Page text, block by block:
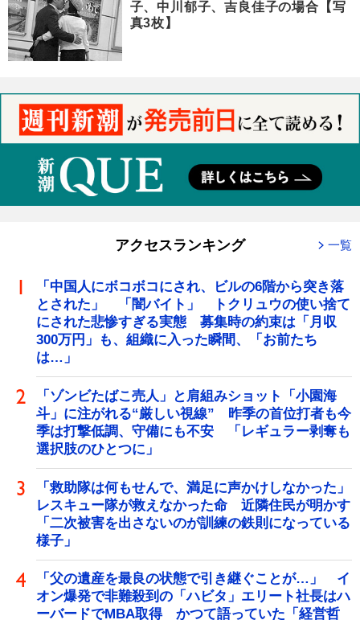
子、中川郁子、吉良佳子の場合【写
真3枚】
アクセスランキング 一覧
「中国人にボコボコにされ、ビルの6階から突き落
とされた」 「闇バイト」 トクリュウの使い捨て
にされた悲惨すぎる実態 募集時の約束は「月収
300万円」も、組織に入った瞬間、「お前たち
は…」
「ゾンビたばこ売人」と肩組みショット「小園海
斗」に注がれる“厳しい視線” 昨季の首位打者も今
季は打撃低調、守備にも不安 「レギュラー剥奪も
選択肢のひとつに」
「救助隊は何もせんで、満足に声かけしなかった」
レスキュー隊が救えなかった命 近隣住民が明かす
「二次被害を出さないのが訓練の鉄則になっている
様子」
「父の遺産を最良の状態で引き継ぐことが…」 イ
オン爆発で非難殺到の「ハビタ」エリート社長はハ
ーバードでMBA取得 かつて語っていた「経営哲